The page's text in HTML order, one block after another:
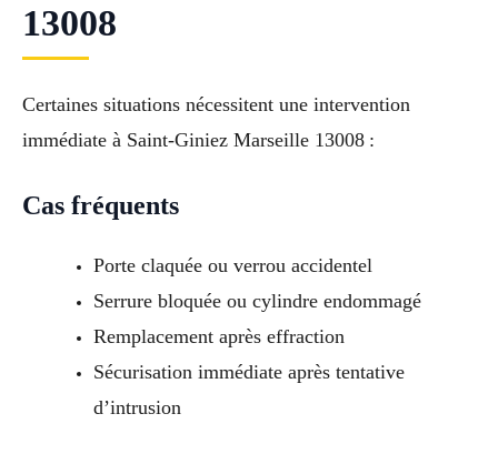
13008
Certaines situations nécessitent une intervention
immédiate à Saint-Giniez Marseille 13008 :
Cas fréquents
Porte claquée ou verrou accidentel
Serrure bloquée ou cylindre endommagé
Remplacement après effraction
Sécurisation immédiate après tentative
d’intrusion